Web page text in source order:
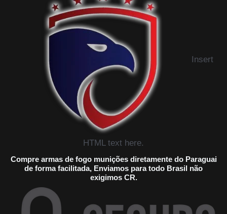
Insert
HTML text here.
Compre armas de fogo munições diretamente do Paraguai
de forma facilitada, Enviamos para todo Brasil não
exigimos CR.